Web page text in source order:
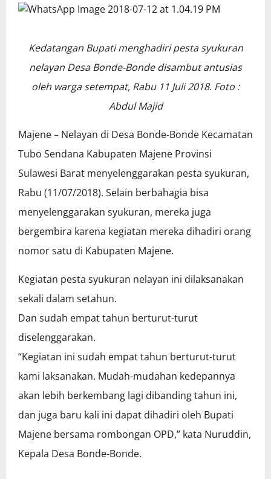
Kedatangan Bupati menghadiri pesta syukuran
nelayan Desa Bonde-Bonde disambut antusias
oleh warga setempat, Rabu 11 Juli 2018. Foto :
Abdul Majid
Majene – Nelayan di Desa Bonde-Bonde Kecamatan
Tubo Sendana Kabupaten Majene Provinsi
Sulawesi Barat menyelenggarakan pesta syukuran,
Rabu (11/07/2018). Selain berbahagia bisa
menyelenggarakan syukuran, mereka juga
bergembira karena kegiatan mereka dihadiri orang
nomor satu di Kabupaten Majene.
Kegiatan pesta syukuran nelayan ini dilaksanakan
sekali dalam setahun.
Dan sudah empat tahun berturut-turut
diselenggarakan.
“Kegiatan ini sudah empat tahun berturut-turut
kami laksanakan. Mudah-mudahan kedepannya
akan lebih berkembang lagi dibanding tahun ini,
dan juga baru kali ini dapat dihadiri oleh Bupati
Majene bersama rombongan OPD,” kata Nuruddin,
Kepala Desa Bonde-Bonde.